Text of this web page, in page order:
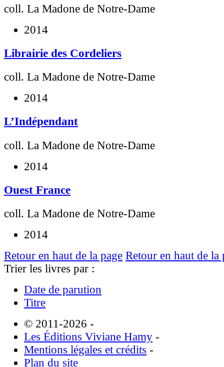
coll. La Madone de Notre-Dame
2014
Librairie des Cordeliers
coll. La Madone de Notre-Dame
2014
L’Indépendant
coll. La Madone de Notre-Dame
2014
Ouest France
coll. La Madone de Notre-Dame
2014
Retour en haut de la page Retour en haut de la
Trier les livres par :
Date de parution
Titre
© 2011-2026 -
Les Éditions Viviane Hamy -
Mentions légales et crédits -
Plan du site